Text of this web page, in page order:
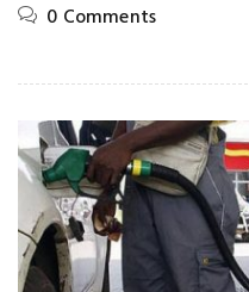
0 Comments